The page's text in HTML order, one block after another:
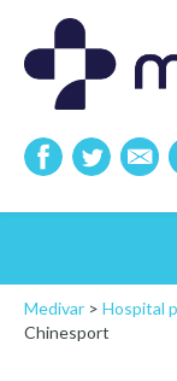
Medivar > Hospital
Chinesport